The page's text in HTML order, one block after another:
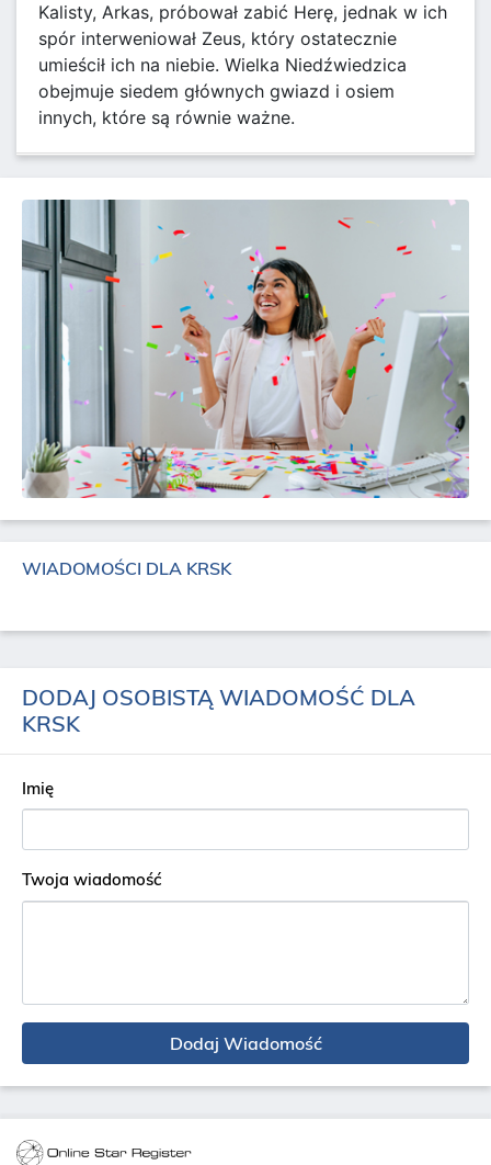
Kalisty, Arkas, próbował zabić Herę, jednak w ich
spór interweniował Zeus, który ostatecznie
umieścił ich na niebie. Wielka Niedźwiedzica
obejmuje siedem głównych gwiazd i osiem
innych, które są równie ważne.
WIADOMOŚCI DLA KRSK
DODAJ OSOBISTĄ WIADOMOŚĆ DLA
KRSK
Imię
Twoja wiadomość